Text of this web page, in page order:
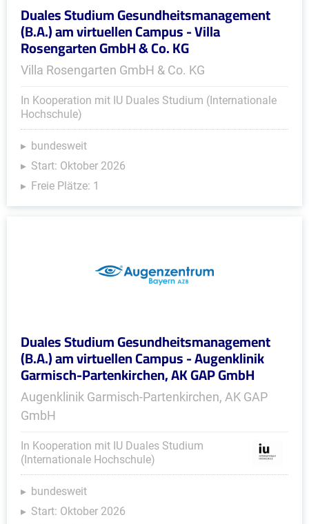
Duales Studium Gesundheitsmanagement
(B.A.) am virtuellen Campus - Villa
Rosengarten GmbH & Co. KG
Villa Rosengarten GmbH & Co. KG
In Kooperation mit IU Duales Studium (Internationale
Hochschule)
bundesweit
Start: Oktober 2026
Freie Plätze: 1
Duales Studium Gesundheitsmanagement
(B.A.) am virtuellen Campus - Augenklinik
Garmisch-Partenkirchen, AK GAP GmbH
Augenklinik Garmisch-Partenkirchen, AK GAP
GmbH
In Kooperation mit IU Duales Studium
(Internationale Hochschule)
bundesweit
Start: Oktober 2026